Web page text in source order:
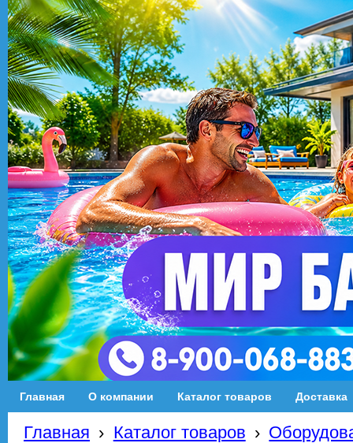
Главная О компании Каталог товаров Доставка
Главная › Каталог товаров ›